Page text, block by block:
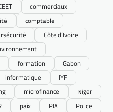
commerciaux
comptable
Côte d’Ivoire
formation
Gabon
informatique
IYF
microfinance
Niger
paix PIA
Police